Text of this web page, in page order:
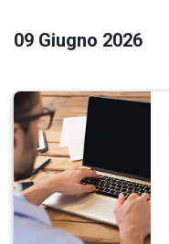
09 Giugno 2026